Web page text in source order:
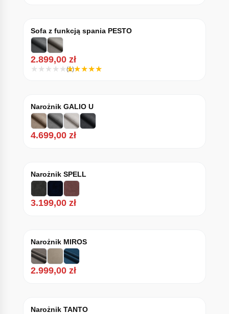
Sofa z funkcją spania PESTO
2.899,00 zł
(1)
Narożnik GALIO U
4.699,00 zł
Narożnik SPELL
3.199,00 zł
Narożnik MIROS
2.999,00 zł
Narożnik TANTO